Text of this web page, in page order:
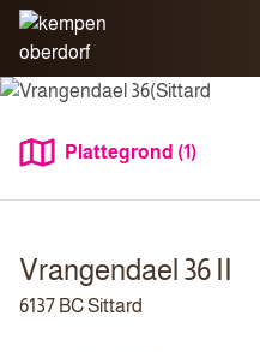
Spring naar inhoud
Plattegrond (1)
Vrangendael 36 II
6137 BC Sittard